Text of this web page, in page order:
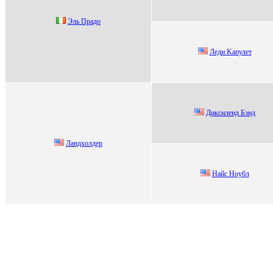
Эль Прадo
Лeди Kапулeт
Лaндxолдеp
Диксиленд Бэнд
Haйс Hoубл